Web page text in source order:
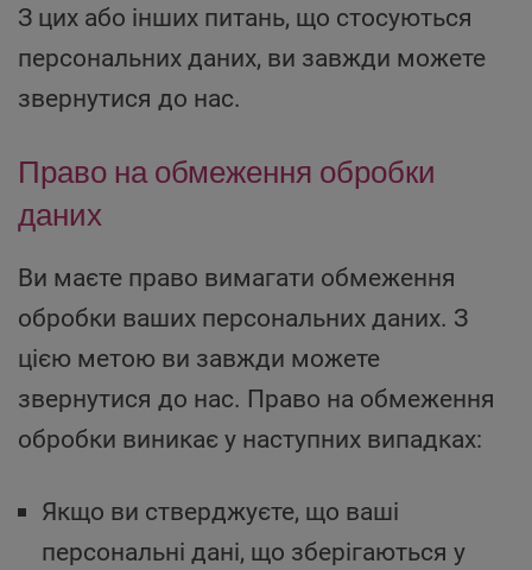
З цих або інших питань, що стосуються
персональних даних, ви завжди можете
звернутися до нас.
Право на обмеження обробки
даних
Ви маєте право вимагати обмеження
обробки ваших персональних даних. З
цією метою ви завжди можете
звернутися до нас. Право на обмеження
обробки виникає у наступних випадках:
Якщо ви стверджуєте, що ваші
персональні дані, що зберігаються у